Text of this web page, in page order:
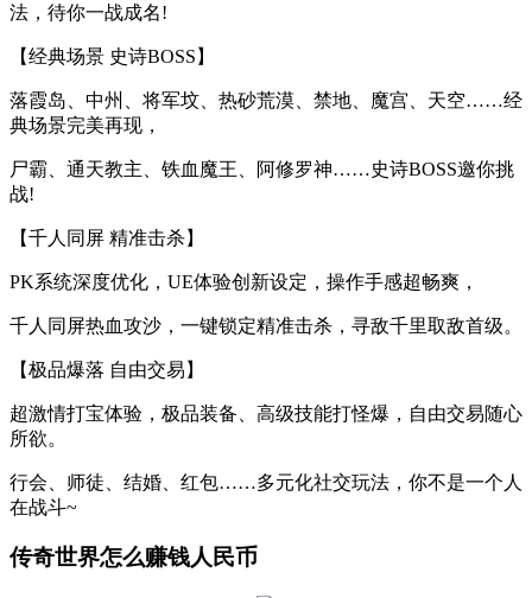
法，待你一战成名!
【经典场景 史诗BOSS】
落霞岛、中州、将军坟、热砂荒漠、禁地、魔宫、天空……经
典场景完美再现，
尸霸、通天教主、铁血魔王、阿修罗神……史诗BOSS邀你挑
战!
【千人同屏 精准击杀】
PK系统深度优化，UE体验创新设定，操作手感超畅爽，
千人同屏热血攻沙，一键锁定精准击杀，寻敌千里取敌首级。
【极品爆落 自由交易】
超激情打宝体验，极品装备、高级技能打怪爆，自由交易随心
所欲。
行会、师徒、结婚、红包……多元化社交玩法，你不是一个人
在战斗~
传奇世界怎么赚钱人民币